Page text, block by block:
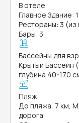
В отеле
Главное Здание:
Рестораны: 3 (из
Бары: 3
Бассейны для
Крытый Бассейн
глубина 40-170
Пляж
До пляжа, 7 км,
дорога